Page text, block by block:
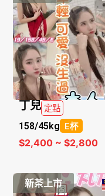
丁兒 定點
158/45kg E杯
$2,400 ~ $2,800
新茶上市